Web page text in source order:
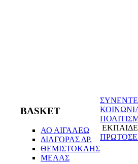
BASKET
ΑΟ ΑΙΓΑΛΕΩ
ΔΙΑΓΟΡΑΣ ΔΡ.
ΘΕΜΙΣΤΟΚΛΗΣ
ΜΕΛΑΣ